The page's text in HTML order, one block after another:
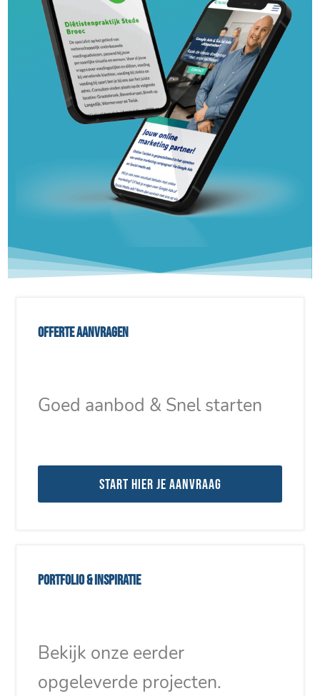
Offerte aanvragen
Goed aanbod & Snel starten
Start hier je aanvraag
Portfolio & inspiratie
Bekijk onze eerder
opgeleverde projecten.